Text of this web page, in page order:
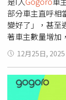
了，「愛，不是
部分車主直呼相
變好了」，甚至
著車主數量增加
此起彼落的聖誕
對性格較為內向
形容，每次停車
眾人目光焦點
鳴，網友紛紛
12月25日, 2025